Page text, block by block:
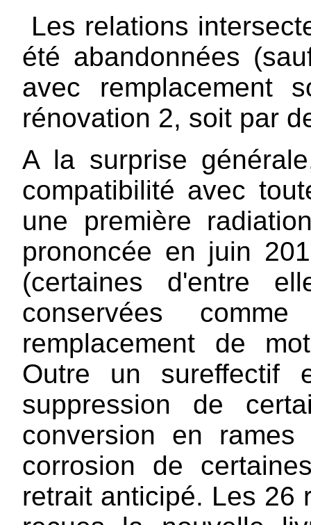
Les relations
été abandonnées
avec remplacement
rénovation 2, soit par
A la surprise
compatibilité avec
une première
prononcée en juin
(certaines d'entre
conservées
remplacement de
Outre un
suppression de
conversion en
corrosion de
retrait anticipé. Les 26